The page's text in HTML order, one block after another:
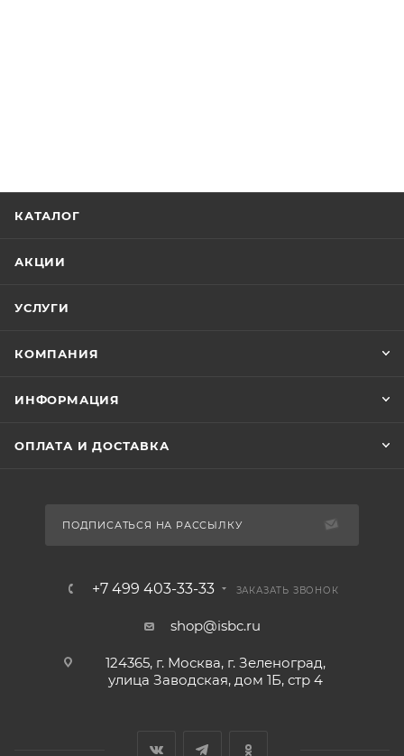
КАТАЛОГ
АКЦИИ
УСЛУГИ
КОМПАНИЯ
ИНФОРМАЦИЯ
ОПЛАТА И ДОСТАВКА
ПОДПИСАТЬСЯ НА РАССЫЛКУ
+7 499 403-33-33 ЗАКАЗАТЬ ЗВОНОК
shop@isbc.ru
124365, г. Москва, г. Зеленоград,
улица Заводская, дом 1Б, стр 4